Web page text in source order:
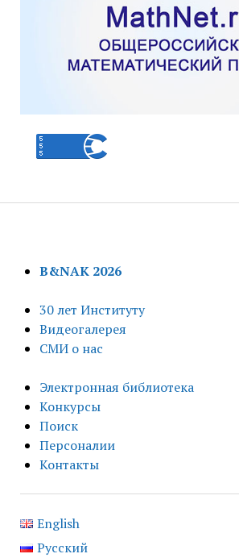
B&NAK 2026
30 лет Институту
Видеогалерея
СМИ о нас
Электронная библиотека
Конкурсы
Поиск
Персоналии
Контакты
English
Русский